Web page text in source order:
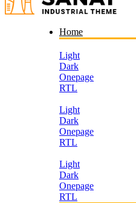
Home
Light
Dark
Onepage
RTL
Light
Dark
Onepage
RTL
Light
Dark
Onepage
RTL